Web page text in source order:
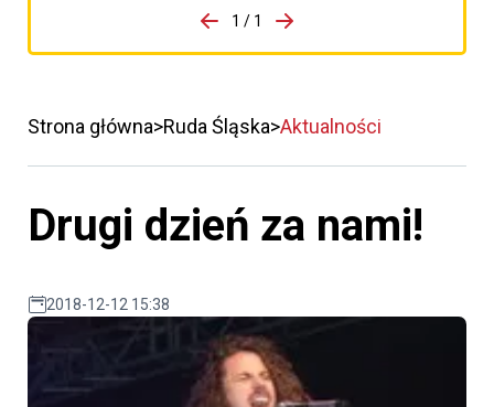
porzpedniego komunikatu
1 / 1
Przejdź do następnego
Strona główna Ruda Śląska Aktualności
Drugi dzień za nami!
2018-12-12 15:38